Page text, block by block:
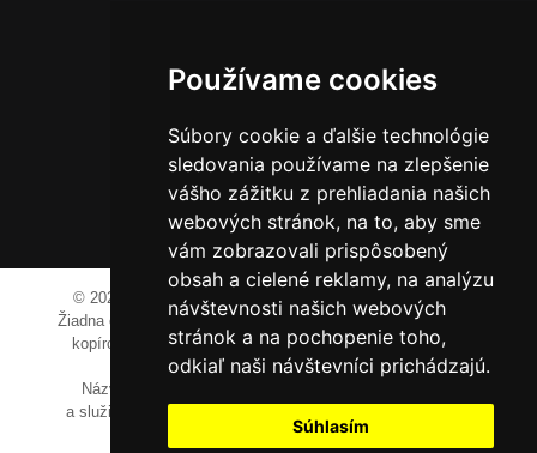
Používame cookies
Súbory cookie a ďalšie technológie
sledovania používame na zlepšenie
vášho zážitku z prehliadania našich
webových stránok, na to, aby sme
vám zobrazovali prispôsobený
obsah a cielené reklamy, na analýzu
návštevnosti našich webových
stránok a na pochopenie toho,
odkiaľ naši návštevníci prichádzajú.
Súhlasím
DIČ: 2121076738
0911 955 646
© 2023-2024 JM Media, s.r.o. Všetky práva vyhradené.
Žiadna časť tohto portálu ak nie je uvedené inak, nesmie byť
kopírovaná, alebo prezentovaná bez výslovného súhlasu
prevádzkovateľa.
Názvy spoločností, firiem a prezentovaných výrobkov
a služieb môžu byť registrovanými obchodnými známkami
ich vlastníkov.